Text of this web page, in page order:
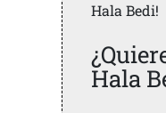
Hala Bedi!
Hala